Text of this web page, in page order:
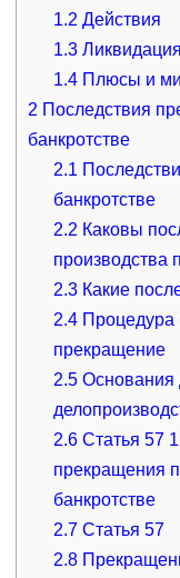
1.2 Действия
1.3 Ликвидация
1.4 Плюсы и
2 Последствия
банкротстве
2.1
банкротстве
2.2 Каковы
производства
2.3 Какие
2.4 Процедура
прекращение
2.5 Основания
2.6 Статья 57
прекращения
банкротстве
2.7 Статья 57
2.8